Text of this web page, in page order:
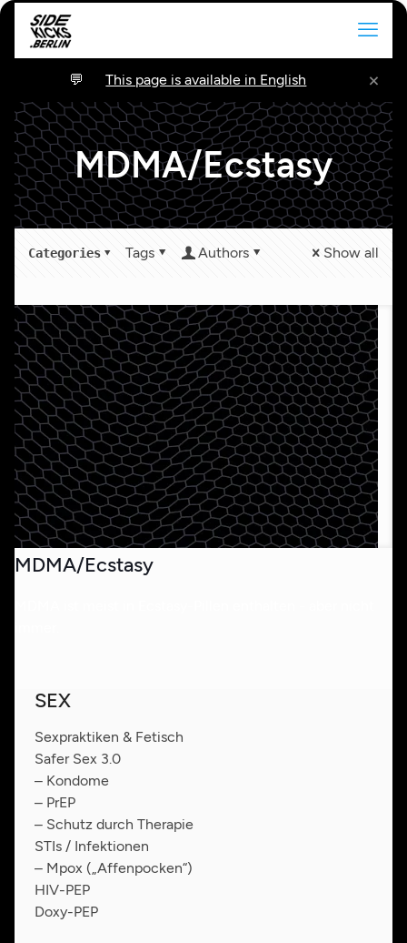
This page is available in English ×
MDMA/Ecstasy
Categories Tags Authors Show all
MDMA/Ecstasy
SEX
Sexpraktiken & Fetisch
Safer Sex 3.0
– Kondome
– PrEP
– Schutz durch Therapie
STIs / Infektionen
– Mpox („Affenpocken“)
HIV-PEP
Doxy-PEP